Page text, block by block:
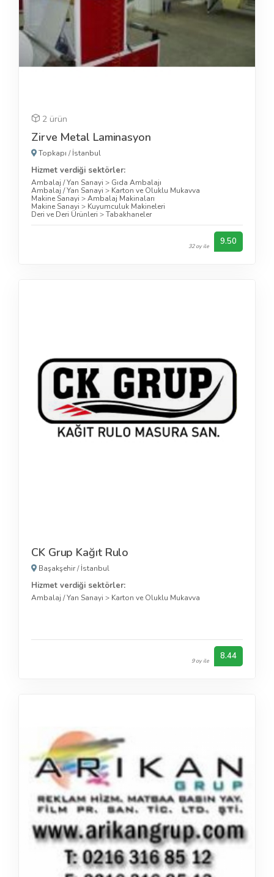
2 ürün
Zirve Metal Laminasyon
Topkapı /İstanbul
Hizmet verdiği sektörler:
Ambalaj / Yan Sanayi > Gıda Ambalajı
Ambalaj / Yan Sanayi > Karton ve Oluklu Mukavva
Makine Sanayi >Ambalaj Makinaları
Makine Sanayi > Kuyumculuk Makineleri
Deri ve Deri Ürünleri >Tabakhaneler
32 oy ile 9.50
CK Grup Kağıt Rulo
Başakşehir/İstanbul
Hizmet verdiği sektörler:
Ambalaj / Yan Sanayi > Karton ve Oluklu Mukavva
9 oy ile 8.44